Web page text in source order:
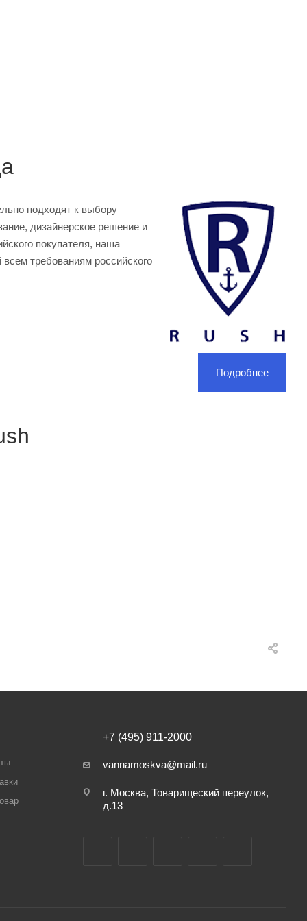
подходят к выбору
дизайнерское решение и
покупателя, наша
требованиям российского
Подробнее
+7 (495) 911-2000
vannamoskva@mail.ru
г. Москва, Товарищеский переулок,
д.13